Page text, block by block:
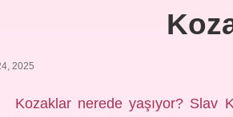
2025
Kozaklar nerede yaşıyor? Slav